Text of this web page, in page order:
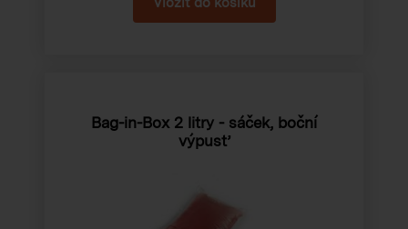
Bag-in-Box 2 litry - sáček, boční
výpusť